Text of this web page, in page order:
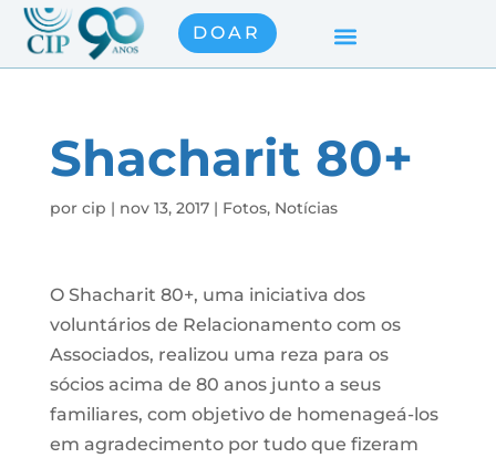
DOAR
Shacharit 80+
por cip | nov 13, 2017| Fotos, Notícias
O Shacharit 80+, uma iniciativa dos
voluntários de Relacionamento com os
Associados, realizou uma reza para os
sócios acima de 80 anos junto a seus
familiares, com objetivo de homenageá-los
em agradecimento por tudo que fizeram